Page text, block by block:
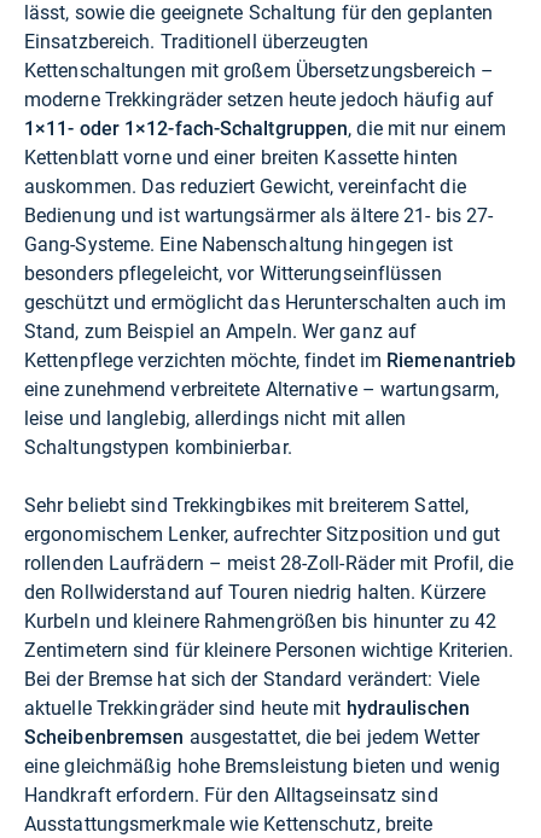
lässt, sowie die geeignete Schaltung für den geplanten
Einsatzbereich. Traditionell überzeugten
Kettenschaltungen mit großem Übersetzungsbereich –
moderne Trekkingräder setzen heute jedoch häufig auf
1×11- oder 1×12-fach-Schaltgruppen, die mit nur einem
Kettenblatt vorne und einer breiten Kassette hinten
auskommen. Das reduziert Gewicht, vereinfacht die
Bedienung und ist wartungsärmer als ältere 21- bis 27-
Gang-Systeme. Eine Nabenschaltung hingegen ist
besonders pflegeleicht, vor Witterungseinflüssen
geschützt und ermöglicht das Herunterschalten auch im
Stand, zum Beispiel an Ampeln. Wer ganz auf
Kettenpflege verzichten möchte, findet im Riemenantrieb
eine zunehmend verbreitete Alternative – wartungsarm,
leise und langlebig, allerdings nicht mit allen
Schaltungstypen kombinierbar.
Sehr beliebt sind Trekkingbikes mit breiterem Sattel,
ergonomischem Lenker, aufrechter Sitzposition und gut
rollenden Laufrädern – meist 28-Zoll-Räder mit Profil, die
den Rollwiderstand auf Touren niedrig halten. Kürzere
Kurbeln und kleinere Rahmengrößen bis hinunter zu 42
Zentimetern sind für kleinere Personen wichtige Kriterien.
Bei der Bremse hat sich der Standard verändert: Viele
aktuelle Trekkingräder sind heute mit hydraulischen
Scheibenbremsen ausgestattet, die bei jedem Wetter
eine gleichmäßig hohe Bremsleistung bieten und wenig
Handkraft erfordern. Für den Alltagseinsatz sind
Ausstattungsmerkmale wie Kettenschutz, breite